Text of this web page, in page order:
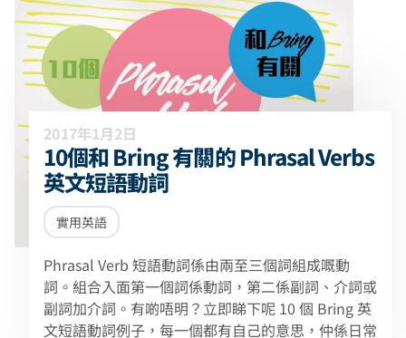
2017年1月2日
10個和 Bring 有關的 Phrasal Verbs
英文短語動詞
實用英語
Phrasal Verb 短語動詞係由兩至三個詞組成嘅動
詞。組合入面第一個詞係動詞，第二係副詞、介詞或
副詞加介詞。有啲唔明？立即睇下呢 10 個 Bring 英
文短語動詞例子，每一個都有自己的意思，仲係日常